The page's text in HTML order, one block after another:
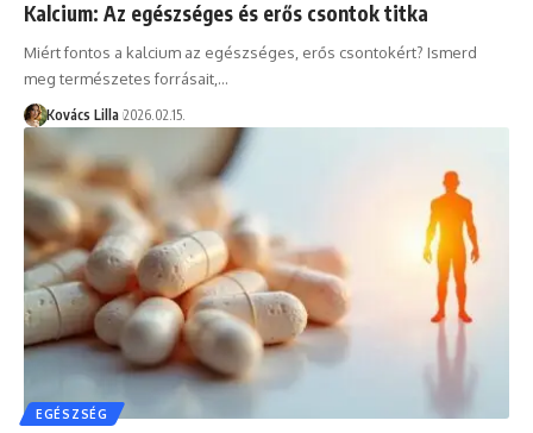
Kalcium: Az egészséges és erős csontok titka
Miért fontos a kalcium az egészséges, erős csontokért? Ismerd
meg természetes forrásait,…
Kovács Lilla 2026.02.15.
EGÉSZSÉG